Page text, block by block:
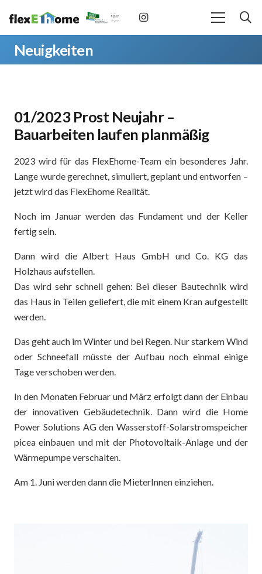
Neuigkeiten
01/2023 Prost Neujahr –
Bauarbeiten laufen planmäßig
2023 wird für das FlexEhome-Team ein besonderes Jahr.
Lange wurde gerechnet, simuliert, geplant und entworfen –
jetzt wird das FlexEhome Realität.
Noch im Januar werden das Fundament und der Keller
fertig sein.
Dann wird die Albert Haus GmbH und Co. KG das
Holzhaus aufstellen.
Das wird sehr schnell gehen: Bei dieser Bautechnik wird
das Haus in Teilen geliefert, die mit einem Kran aufgestellt
werden.
Das geht auch im Winter und bei Regen. Nur starkem Wind
oder Schneefall müsste der Aufbau noch einmal einige
Tage verschoben werden.
In den Monaten Februar und März erfolgt dann der Einbau
der innovativen Gebäudetechnik. Dann wird die Home
Power Solutions AG den Wasserstoff-Solarstromspeicher
picea einbauen und mit der Photovoltaik-Anlage und der
Wärmepumpe verschalten.
Am 1. Juni werden dann die MieterInnen einziehen.